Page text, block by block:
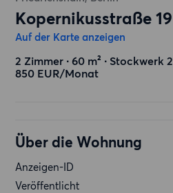
Kopernikusstraße 19
Auf der Karte anzeigen
2 Zimmer ∙ 60 m² ∙ Stockwerk 2
850 EUR/Monat
Über die Wohnung
Anzeigen-ID
Veröffentlicht